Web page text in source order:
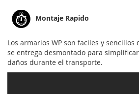
Montaje Rapido
Los armarios WP son faciles y
se entrega desmontado para
daños durante el transporte.